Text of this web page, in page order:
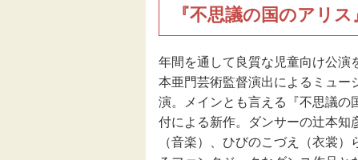
『不思議の国のアリス
年間を通して良質な児童向け公演
本亜門芸術監督演出によるミュー
演。メインとも言える『不思議の
付による新作。ダンサーの辻本知
（音楽）、ひびのこづえ（衣裳